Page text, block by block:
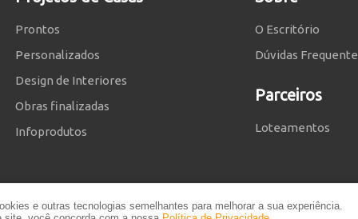
e outras tecnologias semelhantes para melhorar a sua experiência.
Prontos
Personalizados
Design de Interiores
Obras finalizadas
Infoprodutos
O Escritório
Dúvidas
Parceiros
Loteamentos